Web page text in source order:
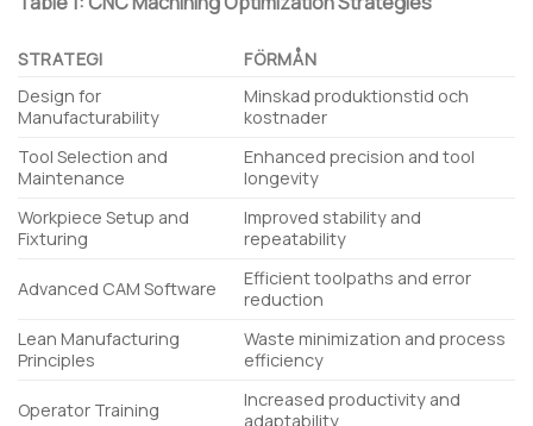
STRATEGI
FÖRMÅN
Design for
Manufacturability
Minskad produktionstid och
kostnader
Tool Selection and
Maintenance
Enhanced precision and tool
longevity
Workpiece Setup and
Fixturing
Improved stability and
repeatability
Advanced CAM Software
Efficient toolpaths and error
reduction
Lean Manufacturing
Principles
Waste minimization and process
efficiency
Operator Training
Increased productivity and
adaptability